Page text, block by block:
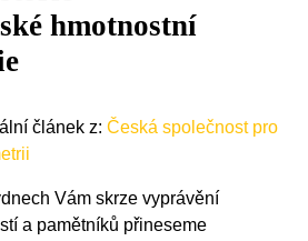
hmotnostní
článek z: Česká společnost pro
Vám skrze vyprávění
a pamětníků přineseme